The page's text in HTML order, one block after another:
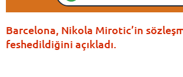
Barcelona, Nikola Mirotic’in
feshedildiğini açıkladı.